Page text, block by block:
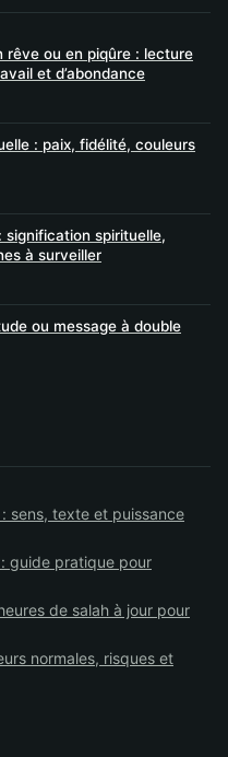
rêve ou en piqûre : lecture
et d’abondance
: paix, fidélité, couleurs
signification spirituelle,
à surveiller
ou message à double
sens, texte et puissance
guide pratique pour
de salah à jour pour
normales, risques et